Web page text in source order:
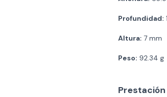
Profundidad:
Altura: 7 mm
Peso: 92.34 g
Prestación